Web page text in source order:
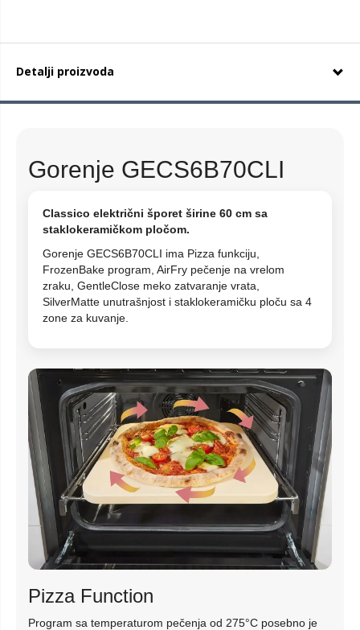
Detalji proizvoda
Gorenje GECS6B70CLI
Classico električni šporet širine 60 cm sa
staklokeramičkom pločom.
Gorenje GECS6B70CLI ima Pizza funkciju,
FrozenBake program, AirFry pečenje na vrelom
zraku, GentleClose meko zatvaranje vrata,
SilverMatte unutrašnjost i staklokeramičku ploču sa 4
zone za kuvanje.
Pizza Function
Program sa temperaturom pečenja od 275°C posebno je